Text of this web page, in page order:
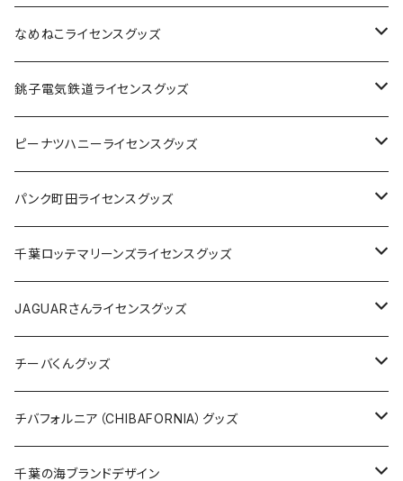
なめねこライセンスグッズ
Tシャツ
キャップ
ステッカー
缶バッジ
ホテルキーホルダー
銚子電気鉄道ライセンスグッズ
ステッカー
缶バッジ
アクリルキーホルダー
ホテルキーホルダー
クリアファイル
Tシャツ
キャップ
ピーナツハニーライセンスグッズ
Tシャツ
キャップ
バッグ
ステッカー
缶バッジ
キーホルダー
パンク町田ライセンスグッズ
Tシャツ
キャップ
バッグ
ステッカー
缶バッジ
千葉ロッテマリーンズライセンスグッズ
ステッカー
ステッカー
ステッカー大
缶バッジ
缶バッジ32mm
缶バッジ54mm
エコバッグ
JAGUARさんコラボグッズ
JAGUARさんライセンスグッズ
Tシャツ
ステッカー
缶バッジ
チーバくんグッズ
Tシャツ
キャップ
チバフォルニア（CHIBAFORNIA）グッズ
Tシャツ
千葉の海ブランドデザイン